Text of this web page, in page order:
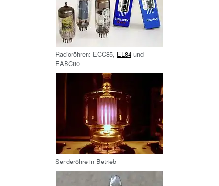
Radioröhren: ECC85, EL84 und
EABC80
Senderöhre in Betrieb